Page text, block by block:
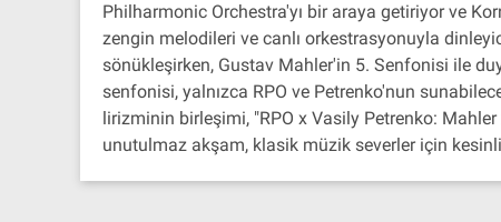
Philharmonic Orchestra'yı bir araya getiriyor ve
zengin melodileri ve canlı orkestrasyonuyla
sönükleşirken, Gustav Mahler'in 5. Senfonisi ile
senfonisi, yalnızca RPO ve Petrenko'nun
lirizminin birleşimi, "RPO x Vasily Petrenko:
unutulmaz akşam, klasik müzik severler için